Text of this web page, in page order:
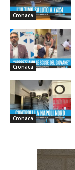
Cronaca
Cronaca
Cronaca